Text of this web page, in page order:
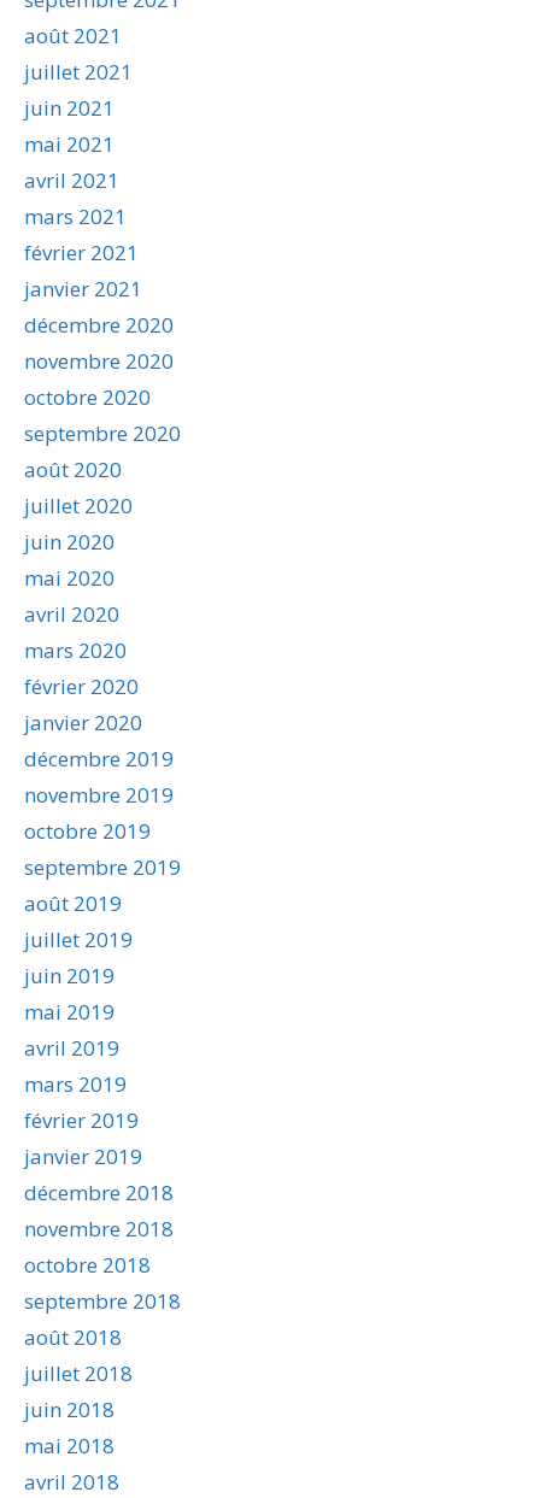
août 2021
juillet 2021
juin 2021
mai 2021
avril 2021
mars 2021
février 2021
janvier 2021
décembre 2020
novembre 2020
octobre 2020
septembre 2020
août 2020
juillet 2020
juin 2020
mai 2020
avril 2020
mars 2020
février 2020
janvier 2020
décembre 2019
novembre 2019
octobre 2019
septembre 2019
août 2019
juillet 2019
juin 2019
mai 2019
avril 2019
mars 2019
février 2019
janvier 2019
décembre 2018
novembre 2018
octobre 2018
septembre 2018
août 2018
juillet 2018
juin 2018
mai 2018
avril 2018